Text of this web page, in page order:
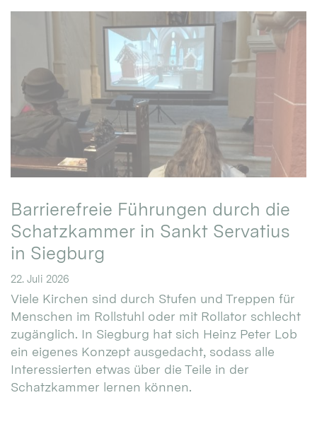
Barrierefreie Führungen durch die
Schatzkammer in Sankt Servatius
in Siegburg
22. Juli 2026
Viele Kirchen sind durch Stufen und Treppen für
Menschen im Rollstuhl oder mit Rollator schlecht
zugänglich. In Siegburg hat sich Heinz Peter Lob
ein eigenes Konzept ausgedacht, sodass alle
Interessierten etwas über die Teile in der
Schatzkammer lernen können.